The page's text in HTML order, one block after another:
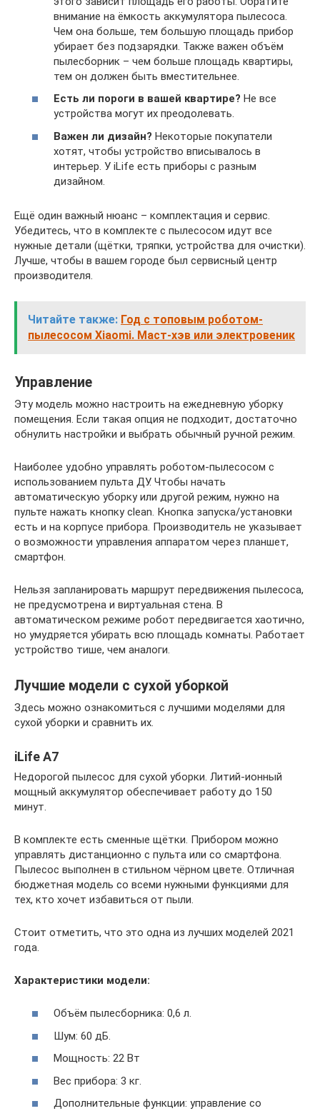
внимание на ёмкость аккумулятора пылесоса.
Чем она больше, тем большую площадь прибор
убирает без подзарядки. Также важен объём
пылесборник – чем больше площадь квартиры,
тем он должен быть вместительнее.
Есть ли пороги в вашей квартире? Не все
устройства могут их преодолевать.
Важен ли дизайн? Некоторые покупатели
хотят, чтобы устройство вписывалось в
интерьер. У iLife есть приборы с разным
дизайном.
Ещё один важный нюанс – комплектация и сервис.
Убедитесь, что в комплекте с пылесосом идут все
нужные детали (щётки, тряпки, устройства для очистки).
Лучше, чтобы в вашем городе был сервисный центр
производителя.
Читайте также: Год с топовым роботом-
пылесосом Xiaomi. Маст-хэв или электровеник
Управление
Эту модель можно настроить на ежедневную уборку
помещения. Если такая опция не подходит, достаточно
обнулить настройки и выбрать обычный ручной режим.
Наиболее удобно управлять роботом-пылесосом с
использованием пульта ДУ. Чтобы начать
автоматическую уборку или другой режим, нужно на
пульте нажать кнопку clean. Кнопка запуска/установки
есть и на корпусе прибора. Производитель не указывает
о возможности управления аппаратом через планшет,
смартфон.
Нельзя запланировать маршрут передвижения пылесоса,
не предусмотрена и виртуальная стена. В
автоматическом режиме робот передвигается хаотично,
но умудряется убирать всю площадь комнаты. Работает
устройство тише, чем аналоги.
Лучшие модели с сухой уборкой
Здесь можно ознакомиться с лучшими моделями для
сухой уборки и сравнить их.
iLife A7
Недорогой пылесос для сухой уборки. Литий-ионный
мощный аккумулятор обеспечивает работу до 150
минут.
В комплекте есть сменные щётки. Прибором можно
управлять дистанционно с пульта или со смартфона.
Пылесос выполнен в стильном чёрном цвете. Отличная
бюджетная модель со всеми нужными функциями для
тех, кто хочет избавиться от пыли.
Стоит отметить, что это одна из лучших моделей 2021
года.
Характеристики модели:
Объём пылесборника: 0,6 л.
Шум: 60 дБ.
Мощность: 22 Вт
Вес прибора: 3 кг.
Дополнительные функции: управление со